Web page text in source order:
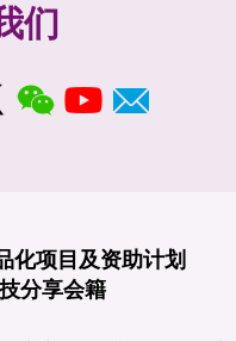
们
化项目及资助计划
分享会籍